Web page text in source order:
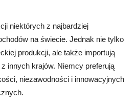
niektórych z najbardziej
na świecie. Jednak nie tylko
produkcji, ale także importują
innych krajów. Niemcy preferują
niezawodności i innowacyjnych